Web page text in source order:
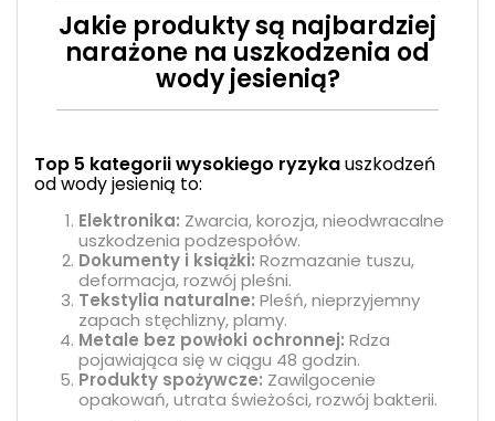
Jakie produkty są najbardziej
narażone na uszkodzenia od
wody jesienią?
Top 5 kategorii wysokiego ryzykauszkodzeń
od wody jesienią to:
Elektronika: Zwarcia, korozja, nieodwracalne
uszkodzenia podzespołów.
Dokumenty i książki: Rozmazanie tuszu,
deformacja, rozwój pleśni.
Tekstylia naturalne: Pleśń, nieprzyjemny
zapach stęchlizny, plamy.
Metale bez powłoki ochronnej: Rdza
pojawiająca się w ciągu 48 godzin.
Produkty spożywcze: Zawilgocenie
opakowań, utrata świeżości, rozwój bakterii.